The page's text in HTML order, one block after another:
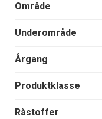
Område
Underområde
Årgang
Produktklasse
Råstoffer